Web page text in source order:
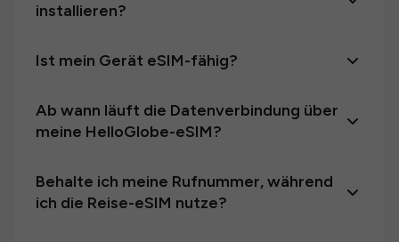
installieren?
Ist mein Gerät eSIM-fähig?
Ab wann läuft die Datenverbindung über
meine HelloGlobe-eSIM?
Behalte ich meine Rufnummer, während
ich die Reise-eSIM nutze?